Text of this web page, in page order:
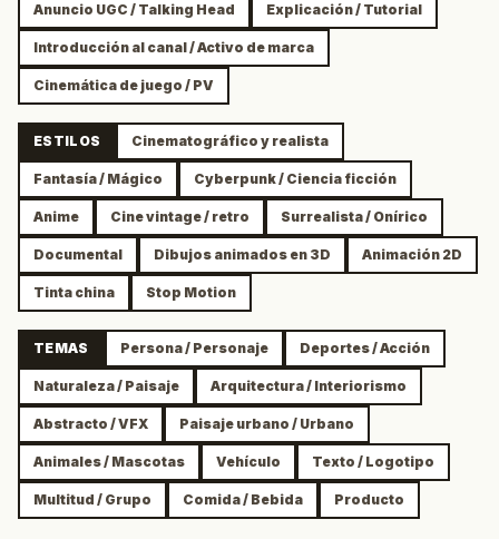
Anuncio UGC / Talking Head Explicación / Tutorial
Introducción al canal / Activo de marca
Cinemática de juego / PV
ESTILOS Cinematográfico y realista
Fantasía / Mágico Cyberpunk / Ciencia ficción
Anime Cine vintage / retro Surrealista / Onírico
Documental Dibujos animados en 3D Animación 2D
Tinta china Stop Motion
TEMAS Persona / Personaje Deportes / Acción
Naturaleza / Paisaje Arquitectura / Interiorismo
Abstracto / VFX Paisaje urbano / Urbano
Animales / Mascotas Vehículo Texto / Logotipo
Multitud / Grupo Comida / Bebida Producto